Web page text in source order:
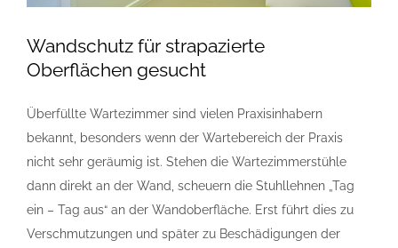
Wandschutz für strapazierte
Oberflächen gesucht
Überfüllte Wartezimmer sind vielen Praxisinhabern
bekannt, besonders wenn der Wartebereich der Praxis
nicht sehr geräumig ist. Stehen die Wartezimmerstühle
dann direkt an der Wand, scheuern die Stuhllehnen „Tag
ein – Tag aus“ an der Wandoberfläche. Erst führt dies zu
Verschmutzungen und später zu Beschädigungen der